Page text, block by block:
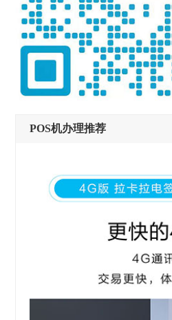
POS机办理推荐